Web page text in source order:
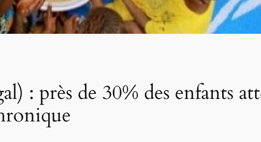
: près de 30% des enfants